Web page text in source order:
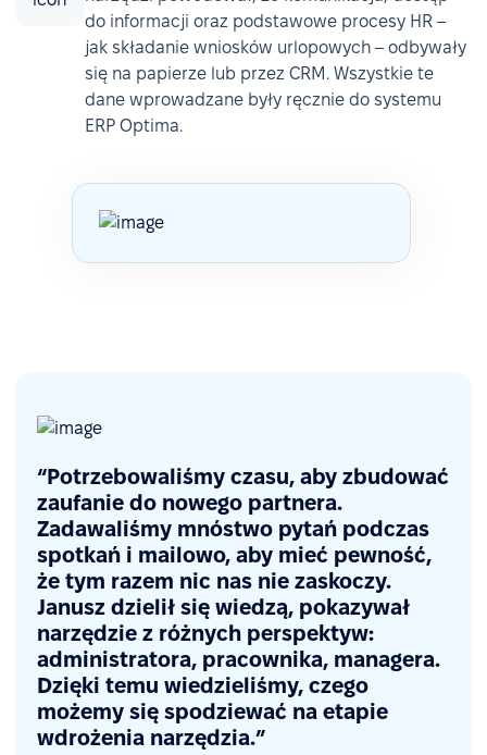
do informacji oraz podstawowe procesy HR –
jak składanie wniosków urlopowych – odbywały
się na papierze lub przez CRM. Wszystkie te
dane wprowadzane były ręcznie do systemu
ERP Optima.
“Potrzebowaliśmy czasu, aby zbudować
zaufanie do nowego partnera.
Zadawaliśmy mnóstwo pytań podczas
spotkań i mailowo, aby mieć pewność,
że tym razem nic nas nie zaskoczy.
Janusz dzielił się wiedzą, pokazywał
narzędzie z różnych perspektyw:
administratora, pracownika, managera.
Dzięki temu wiedzieliśmy, czego
możemy się spodziewać na etapie
wdrożenia narzędzia.”